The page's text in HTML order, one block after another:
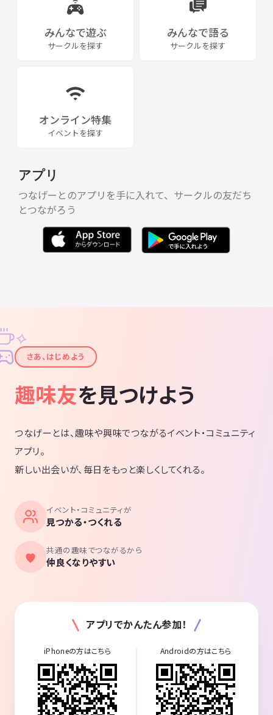
○ＰＶ → http://www.youtube.com/watch?v=v2TDASBD23w
みんなで遊ぶ
サークルを探す
みんなで語る
サークルを探す
オンライン特集
イベントを探す
アプリ
つなげーとのアプリを手に入れて、サークルの友だち
とつながろう
✦
✧
さあ、はじめよう
趣味友を見つけよう
つなげーとは、趣味や興味でつながるイベント・コミュニティ
アプリ。
新しい出会いが、毎日をもっと楽しくしてくれる。
イベント・コミュニティが
見つかる・つくれる
共通の趣味でつながるから
仲良くなりやすい
アプリでかんたん参加！
iPhoneの方はこちら Androidの方はこちら